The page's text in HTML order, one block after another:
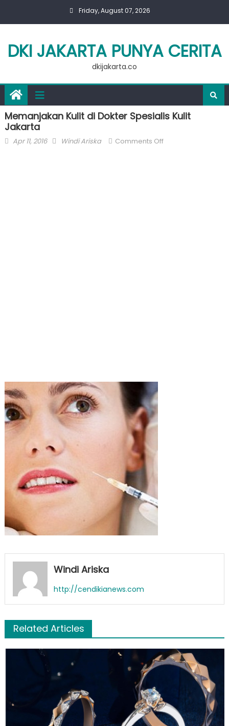
Friday, August 07, 2026
DKI JAKARTA PUNYA CERITA
dkijakarta.co
Memanjakan Kulit di Dokter Spesialis Kulit
Jakarta
Posted
Apr 11, 2016 Author
Windi Ariska Comments Offon
Windi Ariska
http://cendikianews.com
Related Articles